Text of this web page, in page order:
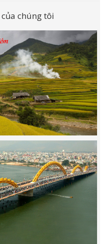
của chúng tôi